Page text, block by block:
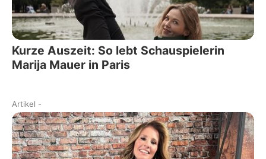
Kurze Auszeit: So lebt Schauspielerin
Marija Mauer in Paris
Artikel -